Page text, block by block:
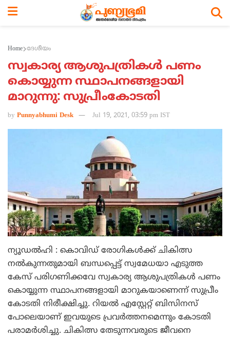
Home ദേശീയം
സ്വകാര്യ ആശുപത്രികള്‍ പണം
കൊയ്യുന്ന സ്ഥാപനങ്ങളായി
മാറുന്നു: സുപ്രീംകോടതി
by Punnyabhumi Desk Jul 19, 2021, 03:59 pm IST
ന്യൂഡല്‍ഹി : കൊവിഡ് രോഗികള്‍ക്ക് ചികിത്സ
നല്‍കുന്നതുമായി ബന്ധപ്പെട്ട് സ്വമേധയാ എടുത്ത
കേസ് പരിഗണിക്കവേ സ്വകാര്യ ആശുപത്രികള്‍ പണം
കൊയ്യുന്ന സ്ഥാപനങ്ങളായി മാറുകയാണെന്ന് സുപ്രീം
കോടതി നിരീക്ഷിച്ചു. റിയല്‍ എസ്റ്റേറ്റ് ബിസിനസ്
പോലെയാണ് ഇവയുടെ പ്രവര്‍ത്തനമെന്നും കോടതി
പരാമര്‍ശിച്ചു. ചികിത്സ തേടുന്നവരുടെ ജീവനെ